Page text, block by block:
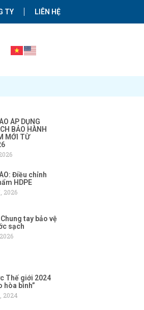
TY LIÊN HỆ
ÁP DỤNG
BẢO HÀNH
MỚI TỪ
Điều chỉnh
HDPE
2026
Chung tay bảo vệ
sạch
Thế giới 2024
hòa bình”
2024